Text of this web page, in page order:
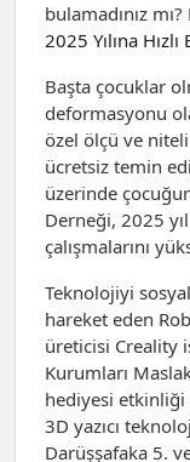
bulamadınız
2025 Yılına Hızlı
Başta çocuklar
deformasyonu
özel ölçü ve
ücretsiz temin
üzerinde
Derneği, 2025
çalışmalarını
Teknolojiyi
hareket eden
üreticisi Creality
Kurumları
hediyesi etkinliği
3D yazıcı
Darüşşafaka 5.